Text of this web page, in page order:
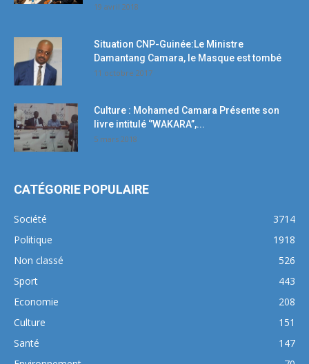
19 avril 2018
Situation CNP-Guinée:Le Ministre
Damantang Camara, le Masque est tombé
11 octobre 2017
Culture : Mohamed Camara Présente son
livre intitulé ‘’WAKARA’’,...
5 mars 2018
CATÉGORIE POPULAIRE
Société
3714
Politique
1918
Non classé
526
Sport
443
Economie
208
Culture
151
Santé
147